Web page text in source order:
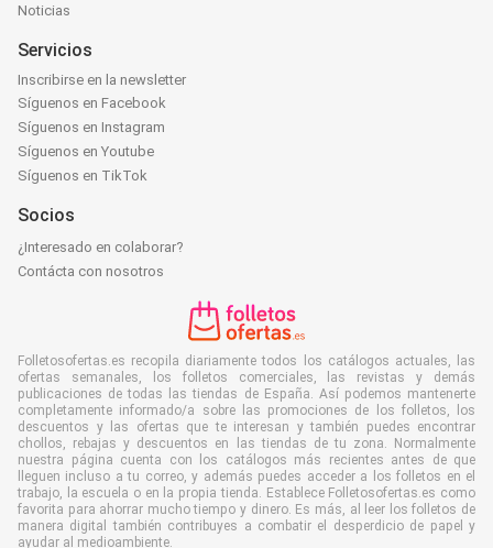
Noticias
Servicios
Inscribirse en la newsletter
Síguenos en Facebook
Síguenos en Instagram
Síguenos en Youtube
Síguenos en TikTok
Socios
¿Interesado en colaborar?
Contácta con nosotros
Folletosofertas.es recopila diariamente todos los catálogos actuales, las
ofertas semanales, los folletos comerciales, las revistas y demás
publicaciones de todas las tiendas de España. Así podemos mantenerte
completamente informado/a sobre las promociones de los folletos, los
descuentos y las ofertas que te interesan y también puedes encontrar
chollos, rebajas y descuentos en las tiendas de tu zona. Normalmente
nuestra página cuenta con los catálogos más recientes antes de que
lleguen incluso a tu correo, y además puedes acceder a los folletos en el
trabajo, la escuela o en la propia tienda. Establece Folletosofertas.es como
favorita para ahorrar mucho tiempo y dinero. Es más, al leer los folletos de
manera digital también contribuyes a combatir el desperdicio de papel y
ayudar al medioambiente.